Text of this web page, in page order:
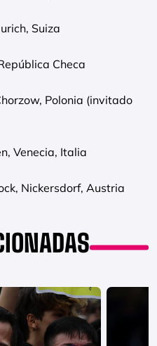
Suiza
Checa
Polonia (invitado
Venecia, Italia
Nickersdorf, Austria